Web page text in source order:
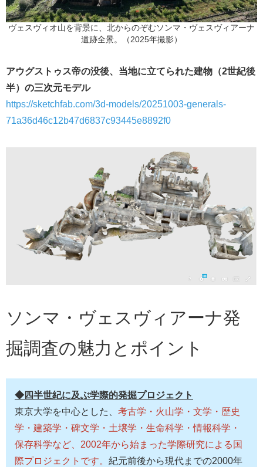
ヴェスヴィオ山を背景に、北からのぞむソンマ・ヴェスヴィアーナ
遺跡全景。（2025年撮影）
アウグストゥス帝の没後、当地に立てられた建物（2世紀後
半）の三次元モデル
https://sketchfab.com/3d-models/20251003-generals-
71a36d46c12b47d6837c93445e8892f0
ソンマ・ヴェスヴィアーナ発
掘調査の魅力とポイント
◆四半世紀に及ぶ学際的発掘プロジェクト
東京大学を中心とした、 考古学・火山学・文学・歴史
学・建築学・碑文学・土壌学・生命科学・情報科学・
保存科学など、2002年から始まった学際研究による国
際プロジェクトです。 紀元前後から現代までの2000年